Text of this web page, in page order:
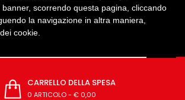
CARRELLO DELLA SPESA
0 ARTICOLO- € 0,00
scorrendo questa pagina, cliccando
la navigazione in altra maniera,
cookie.